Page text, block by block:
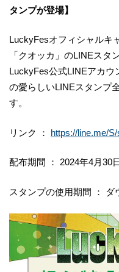
タンプが登場】
LuckyFesオフィシャルキ
「クオッカ」のLINEスタ
LuckyFes公式LINEアカウ
の愛らしいLINEスタンプ
す。
リンク ： https://line.me/
配布期間 ： 2024年4月30
スタンプの使用期間 ： ダ